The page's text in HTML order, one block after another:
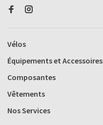
Vélos
Équipements et Accessoires
Composantes
Vêtements
Nos Services